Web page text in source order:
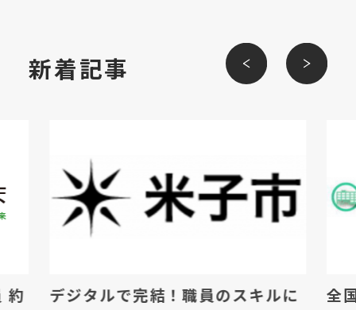
新着記事
タルで完結！職員のスキルに
全国初 統